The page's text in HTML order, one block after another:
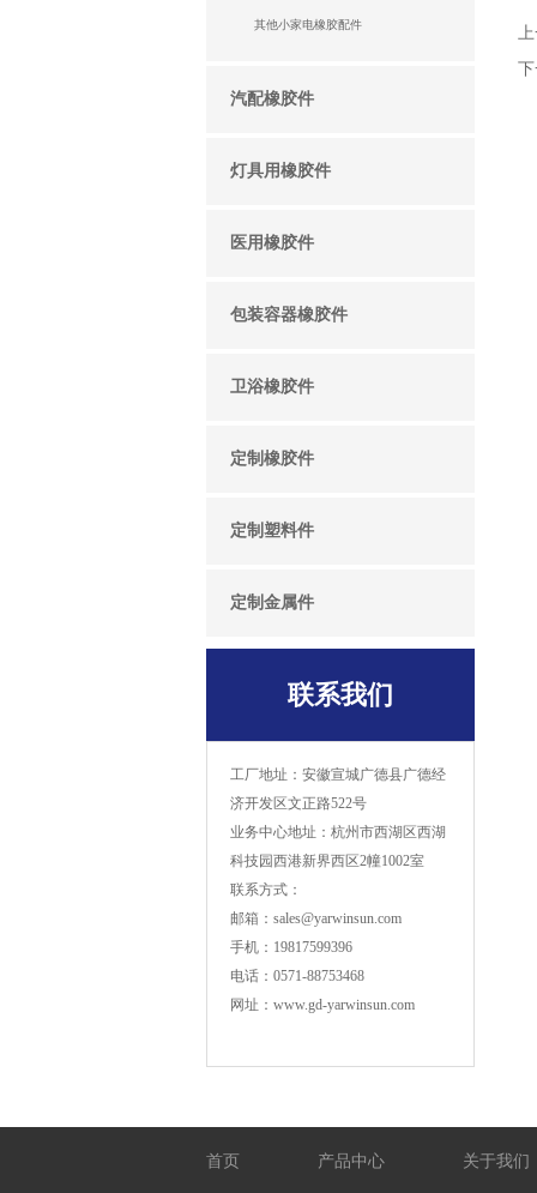
其他小家电橡胶配件
汽配橡胶件
灯具用橡胶件
医用橡胶件
包装容器橡胶件
卫浴橡胶件
定制橡胶件
定制塑料件
定制金属件
联系我们
工厂地址：安徽宣城广德县广德经
济开发区文正路522号
业务中心地址：杭州市西湖区西湖
科技园西港新界西区2幢1002室
联系方式：
邮箱：sales@yarwinsun.com
手机：19817599396
电话：0571-88753468
网址：www.gd-yarwinsun.com
首页 产品中心 关于我们